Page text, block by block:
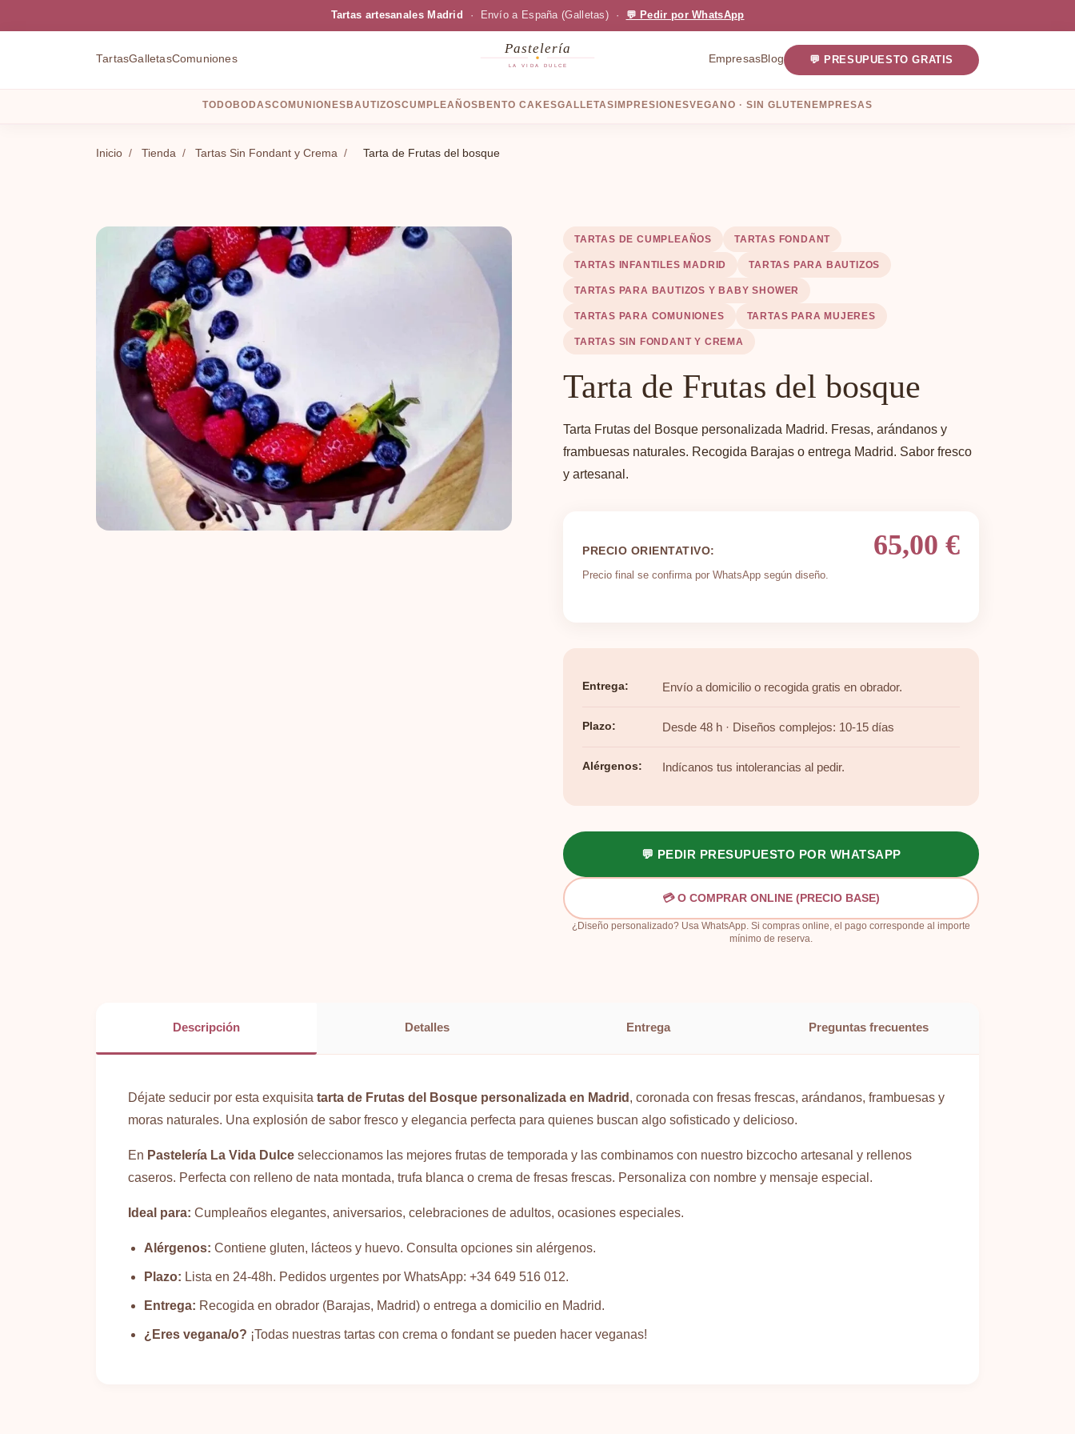
Tartas artesanales Madrid · Envío a España (Galletas) · 💬 Pedir por WhatsApp
Pastelería
LA VIDA DULCE
TartasGalletasComuniones EmpresasBlog 💬 PRESUPUESTO GRATIS
TODO BODASCOMUNIONES BAUTIZOSCUMPLEAÑOS BENTO CAKESGALLETAS IMPRESIONESVEGANO · SIN GLUTEN EMPRESAS
Inicio / Tienda / Tartas Sin Fondant y Crema / Tarta de Frutas del bosque
TARTAS DE CUMPLEAÑOS TARTAS FONDANT
TARTAS INFANTILES MADRID TARTAS PARA BAUTIZOS
TARTAS PARA BAUTIZOS Y BABY SHOWER
TARTAS PARA COMUNIONES TARTAS PARA MUJERES
TARTAS SIN FONDANT Y CREMA
Tarta de Frutas del bosque
Tarta Frutas del Bosque personalizada Madrid. Fresas, arándanos y
frambuesas naturales. Recogida Barajas o entrega Madrid. Sabor fresco
y artesanal.
PRECIO ORIENTATIVO: 65,00 €
Precio final se confirma por WhatsApp según diseño.
Entrega: Envío a domicilio o recogida gratis en obrador.
Plazo: Desde 48 h · Diseños complejos: 10-15 días
Alérgenos: Indícanos tus intolerancias al pedir.
💬 PEDIR PRESUPUESTO POR WHATSAPP
💳 O COMPRAR ONLINE (PRECIO BASE)
¿Diseño personalizado? Usa WhatsApp. Si compras online, el pago corresponde al importe
mínimo de reserva.
Descripción Detalles Entrega Preguntas frecuentes
Déjate seducir por esta exquisita tarta de Frutas del Bosque personalizada en Madrid , coronada con fresas frescas, arándanos, frambuesas y
moras naturales. Una explosión de sabor fresco y elegancia perfecta para quienes buscan algo sofisticado y delicioso.
En Pastelería La Vida Dulce seleccionamos las mejores frutas de temporada y las combinamos con nuestro bizcocho artesanal y rellenos
caseros. Perfecta con relleno de nata montada, trufa blanca o crema de fresas frescas. Personaliza con nombre y mensaje especial.
Ideal para: Cumpleaños elegantes, aniversarios, celebraciones de adultos, ocasiones especiales.
Alérgenos: Contiene gluten, lácteos y huevo. Consulta opciones sin alérgenos.
Plazo: Lista en 24-48h. Pedidos urgentes por WhatsApp: +34 649 516 012.
Entrega: Recogida en obrador (Barajas, Madrid) o entrega a domicilio en Madrid.
¿Eres vegana/o? ¡Todas nuestras tartas con crema o fondant se pueden hacer veganas!